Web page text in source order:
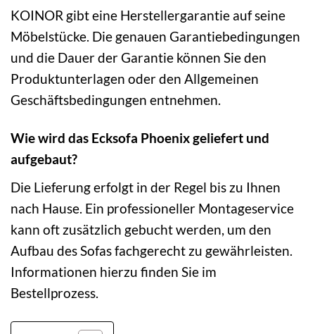
KOINOR gibt eine Herstellergarantie auf seine
Möbelstücke. Die genauen Garantiebedingungen
und die Dauer der Garantie können Sie den
Produktunterlagen oder den Allgemeinen
Geschäftsbedingungen entnehmen.
Wie wird das Ecksofa Phoenix geliefert und
aufgebaut?
Die Lieferung erfolgt in der Regel bis zu Ihnen
nach Hause. Ein professioneller Montageservice
kann oft zusätzlich gebucht werden, um den
Aufbau des Sofas fachgerecht zu gewährleisten.
Informationen hierzu finden Sie im
Bestellprozess.